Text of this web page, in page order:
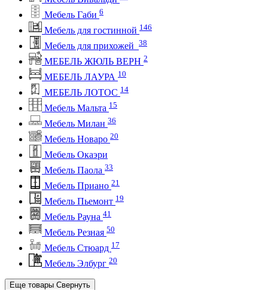
Мебель Габи 6
Мебель для гостинной 146
Мебель для прихожей 38
МЕБЕЛЬ ЖЮЛЬ ВЕРН 2
МЕБЕЛЬ ЛАУРА 10
МЕБЕЛЬ ЛОТОС 14
Мебель Мальта 15
Мебель Милан 36
Мебель Новаро 20
Мебель Окаэри
Мебель Паола 33
Мебель Приано 21
Мебель Пьемонт 19
Мебель Рауна 41
Мебель Резная 50
Мебель Стюард 17
Мебель Элбург 20
Еще товары Свернуть